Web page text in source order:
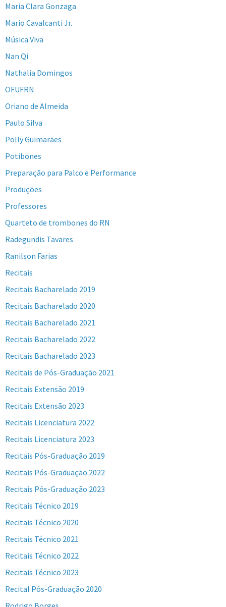
Maria Clara Gonzaga
Mario Cavalcanti Jr.
Música Viva
Nan Qi
Nathalia Domingos
OFUFRN
Oriano de Almeida
Paulo Silva
Polly Guimarães
Potibones
Preparação para Palco e Performance
Produções
Professores
Quarteto de trombones do RN
Radegundis Tavares
Ranilson Farias
Recitais
Recitais Bacharelado 2019
Recitais Bacharelado 2020
Recitais Bacharelado 2021
Recitais Bacharelado 2022
Recitais Bacharelado 2023
Recitais de Pós-Graduação 2021
Recitais Extensão 2019
Recitais Extensão 2023
Recitais Licenciatura 2022
Recitais Licenciatura 2023
Recitais Pós-Graduação 2019
Recitais Pós-Graduação 2022
Recitais Pós-Graduação 2023
Recitais Técnico 2019
Recitais Técnico 2020
Recitais Técnico 2021
Recitais Técnico 2022
Recitais Técnico 2023
Recital Pós-Graduação 2020